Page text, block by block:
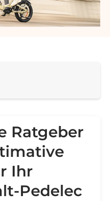
Ratgeber
Ihr
Pedelec